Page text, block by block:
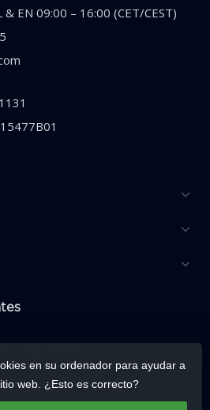
EN 09:00 – 16:00 (CET/CEST)
en su ordenador para ayudar a
web. ¿Esto es correcto?